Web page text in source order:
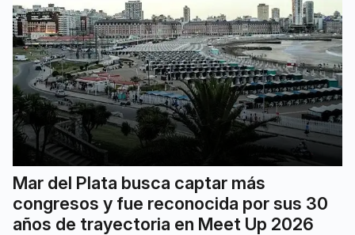
Mar del Plata busca captar más
congresos y fue reconocida por sus 30
años de trayectoria en Meet Up 2026